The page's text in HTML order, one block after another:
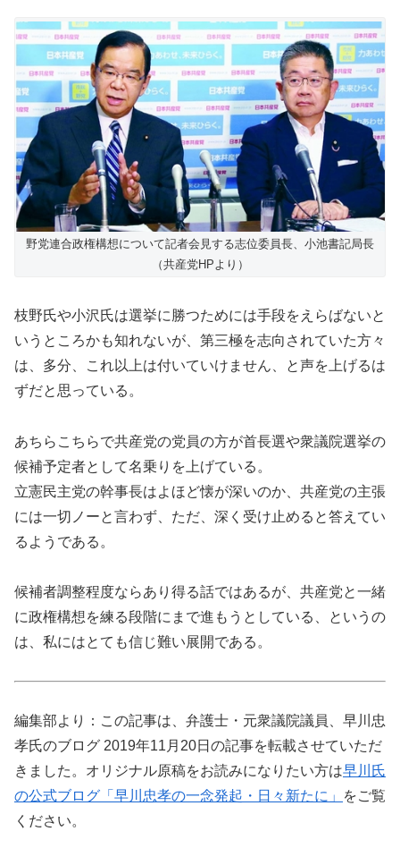
野党連合政権構想について記者会見する志位委員長、小池書記局長
（共産党HPより）
枝野氏や小沢氏は選挙に勝つためには手段をえらばないと
いうところかも知れないが、第三極を志向されていた方々
は、多分、これ以上は付いていけません、と声を上げるは
ずだと思っている。
あちらこちらで共産党の党員の方が首長選や衆議院選挙の
候補予定者として名乗りを上げている。
立憲民主党の幹事長はよほど懐が深いのか、共産党の主張
には一切ノーと言わず、ただ、深く受け止めると答えてい
るようである。
候補者調整程度ならあり得る話ではあるが、共産党と一緒
に政権構想を練る段階にまで進もうとしている、というの
は、私にはとても信じ難い展開である。
編集部より：この記事は、弁護士・元衆議院議員、早川忠
孝氏のブログ 2019年11月20日の記事を転載させていただ
きました。オリジナル原稿をお読みになりたい方は早川氏
の公式ブログ「早川忠孝の一念発起・日々新たに」
をご覧
ください。